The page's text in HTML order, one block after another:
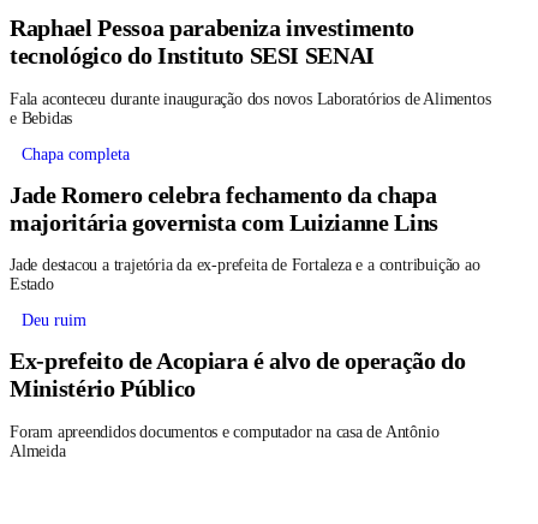
Raphael Pessoa parabeniza investimento
tecnológico do Instituto SESI SENAI
Fala aconteceu durante inauguração dos novos Laboratórios de Alimentos
e Bebidas
Chapa completa
Jade Romero celebra fechamento da chapa
majoritária governista com Luizianne Lins
Jade destacou a trajetória da ex-prefeita de Fortaleza e a contribuição ao
Estado
Deu ruim
Ex-prefeito de Acopiara é alvo de operação do
Ministério Público
Foram apreendidos documentos e computador na casa de Antônio
Almeida